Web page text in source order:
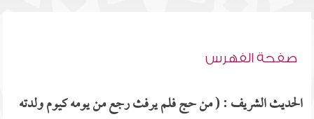
صفحة الفهرس
الحديث الشريف : ( من حج فلم يرفث رجع من يومه كيوم ولدته